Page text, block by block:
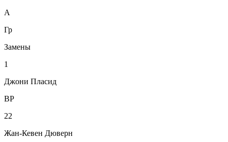
А
Гр
Замены
1
Джони Пласид
ВР
22
Жан-Кевен Дюверн